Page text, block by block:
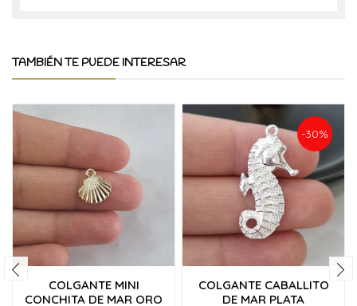
TAMBIÉN TE PUEDE INTERESAR
COLGANTE MINI
CONCHITA DE MAR ORO
-30%
COLGANTE CABALLITO
DE MAR PLATA